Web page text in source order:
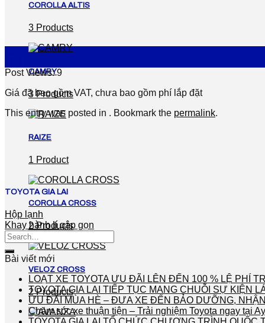
COROLLA ALTIS
3 Products
CAMRY
3 Products
RAIZE
1 Product
COROLLA CROSS
2 Products
VELOZ CROSS
2 Products
Post Views: 9
Giá đã bao gồm VAT, chưa bao gồm phí lắp đặt
This entry was posted in . Bookmark the permalink.
TOYOTA GIA LAI
Hộp lạnh
Khay hành lí gập gọn
Bài viết mới
LOẠT XE TOYOTA ƯU ĐÃI LÊN ĐẾN 100 % LỆ PHÍ
TOYOTA GIA LAI TIẾP TỤC MANG CHUỖI SỰ KIỆN
ƯU ĐÃI MÙA HÈ – ĐƯA XE ĐẾN BẢO DƯỠNG,
Chăm sóc xe thuận tiện – Trải nghiệm Toyota ngay tại